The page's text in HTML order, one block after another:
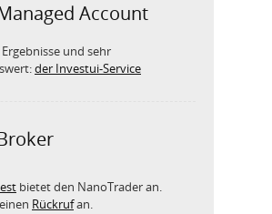
Account
und sehr
der Investui-Service
bietet den NanoTrader an.
Rückrufan.